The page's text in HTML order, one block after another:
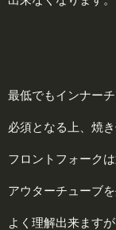
最低でもインナー
必須となる上、焼
フロントフォーク
アウターチューブ
よく理解出来ます